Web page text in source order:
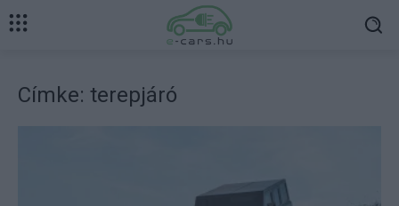
Címke: terepjáró